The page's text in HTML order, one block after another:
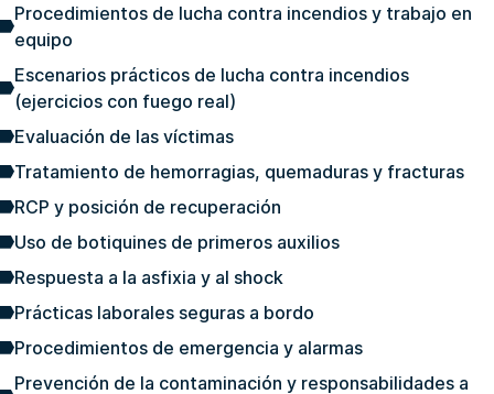
Procedimientos de lucha contra incendios y trabajo en
equipo
Escenarios prácticos de lucha contra incendios
(ejercicios con fuego real)
Evaluación de las víctimas
Tratamiento de hemorragias, quemaduras y fracturas
RCP y posición de recuperación
Uso de botiquines de primeros auxilios
Respuesta a la asfixia y al shock
Prácticas laborales seguras a bordo
Procedimientos de emergencia y alarmas
Prevención de la contaminación y responsabilidades a